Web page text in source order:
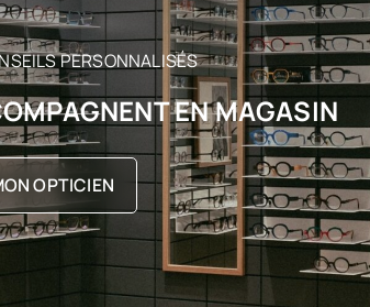
PERSONNALISÉS
EN MAGASIN
OPTICIEN